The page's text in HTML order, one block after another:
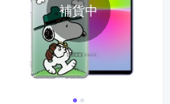
補貨中